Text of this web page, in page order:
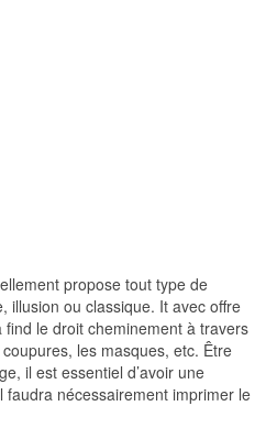
propose tout type de
illusion ou classique. It avec offre
le droit cheminement à travers
les masques, etc. Être
il est essentiel d’avoir une
nécessairement imprimer le